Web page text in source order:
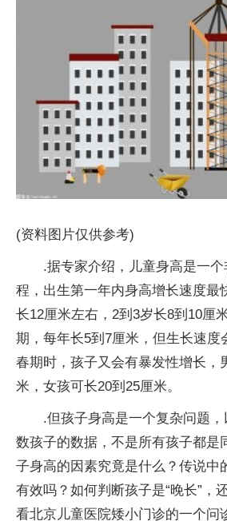
(资料图片仅供参考)
.据专家介绍，儿童身高是一
程，出生第一年内身高增长速度最
长12厘米左右，2到3岁长8到10厘
期，每年长5到7厘米，但生长速度
春期时，孩子又会有暴发性增长，
米，女孩可长20到25厘米。
.但孩子身高是一个复杂问题
数孩子的数据，不是所有孩子都是
子身高的因素究竟是什么？传说中
有效吗？如何判断孩子是“晚长”，
看北京儿童医院矮小门诊的一个问